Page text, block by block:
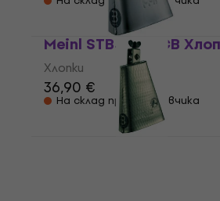
Meinl STB45HA-CB
Хлопки
36,90 €
На склад при доставчика